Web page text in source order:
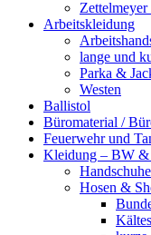
Arbeitskleidung
lange und
Parka &
Westen
Ballistol
Büromaterial /
Feuerwehr und
Kleidung – BW
Hosen &